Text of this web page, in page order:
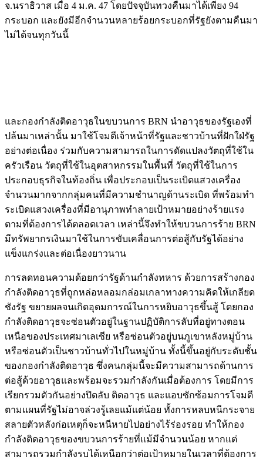
จ.นราธิวาส เมื่อ 4 ม.ค. 47 โดยปัจจุบันทวงคืนมาได้เพียง 94
กระบอก และยังมีอีกจำนวนหลายร้อยกระบอกที่รัฐยังตามคืนมา
ไม่ได้จนทุกวันนี้
และกองกำลังติดอาวุธในขบวนการ BRN นำอาวุธของรัฐเองที่
ปล้นมาเหล่านั้น มาใช้โจมตีเจ้าหน้าที่รัฐและชาวบ้านที่ฝักใฝ่รัฐ
อย่างต่อเนื่อง ร่วมกับความสามารถในการดัดแปลงวัตถุที่ใช้ใน
ครัวเรือน วัตถุที่ใช้ในอุตสาหกรรมในพื้นที่ วัตถุที่ใช้ในการ
ประกอบธุรกิจในท้องถิ่น เพื่อประกอบเป็นระเบิดแสวงเครื่อง
จำนวนมากจากกลุ่มคนที่มีความชำนาญด้านระเบิด ที่พร้อมทำ
ระเบิดแสวงเครื่องที่มีอานุภาพทำลายเป้าหมายอย่างร้ายแรง
ตามที่ต้องการได้ตลอดเวลา เหล่านี้จึงทำให้ขบวนการร้าย BRN
มีทรัพยากรเงินมาใช้ในการขับเคลื่อนการต่อสู้กับรัฐได้อย่าง
แข็งแกร่งและต่อเนื่องยาวนาน
การลดทอนความด้อยกว่ารัฐด้านกำลังทหาร ด้วยการสร้างกอง
กำลังติดอาวุธที่ถูกหล่อหลอมกล่อมเกลาทางความคิดให้เกลียด
ชังรัฐ ขยายผลจนเกิดอุดมการณ์ในการหยิบอาวุธขึ้นสู้ โดยกอง
กำลังติดอาวุธจะซ่อนตัวอยู่ในฐานปฏิบัติการลับที่อยู่ทางตอน
เหนือของประเทศมาเลเซีย หรือซ่อนตัวอยู่บนภูเขาหลังหมู่บ้าน
หรือซ่อนตัวเป็นชาวบ้านทั่วไปในหมู่บ้าน ทั้งนี้ขึ้นอยู่กับระดับชั้น
ของกองกำลังติดอาวุธ ซึ่งคนกลุ่มนี้จะมีความสามารถด้านการ
ต่อสู้ด้วยอาวุธและพร้อมจะรวมกำลังกันเมื่อต้องการ โดยมีการ
เรียกรวมตัวกันอย่างปิดลับ ติดอาวุธ และแอบซักซ้อมการโจมตี
ตามแผนที่รัฐไม่อาจล่วงรู้เลยแม้แต่น้อย ทั้งการหลบหนีกระจาย
สลายตัวหลังก่อเหตุก็จะหนีหายไปอย่างไร้ร่องรอย ทำให้กอง
กำลังติดอาวุธของขบวนการร้ายที่แม้มีจำนวนน้อย หากแต่
สามารถรวมกำลังรบได้เหนือกว่าต่อเป้าหมายในเวลาที่ต้องการ